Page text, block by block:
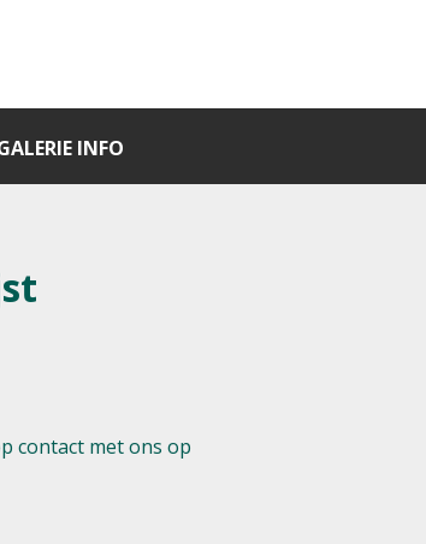
INFO
contact met ons op